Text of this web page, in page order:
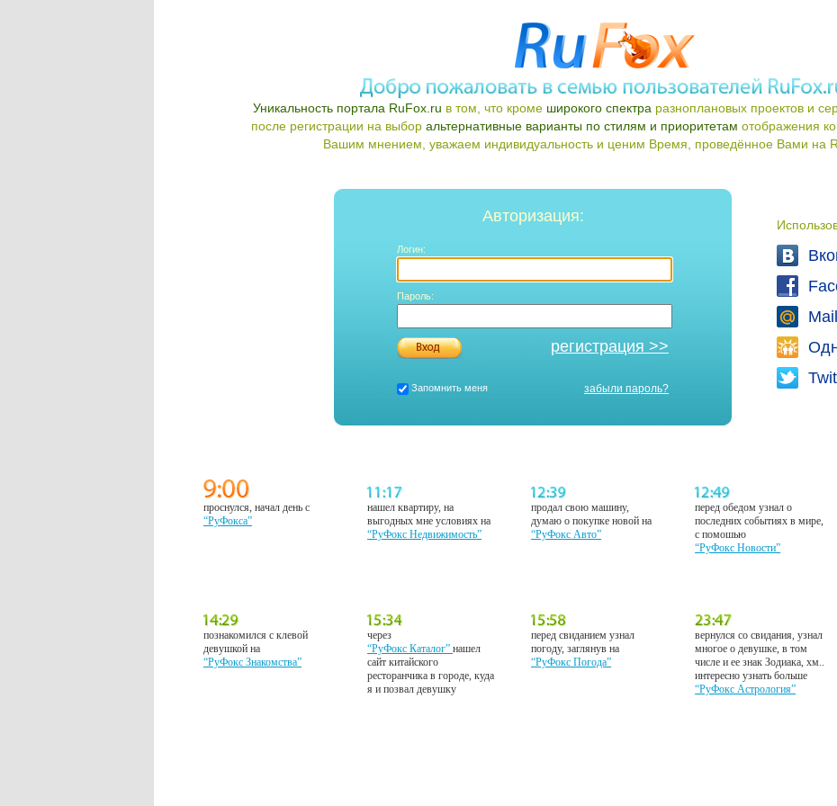
Уникальность портала RuFox.ru в том, что кроме широкого спектра разноплановых проектов и
после регистрации на выбор альтернативные варианты по стилям и приоритетам отображения
Вашим мнением, уважаем индивидуальность и ценим Время, проведённое Вами на
Авторизация:
Логин:
Пароль:
регистрация >>
Запомнить меня забыли пароль?
проснулся, начал день с
“РуФокса”
нашел квартиру, на
выгодных мне условиях на
“РуФокс Недвижимость”
продал свою машину,
думаю о покупке новой на
“РуФокс Авто”
перед обедом узнал о
последних событиях в мире,
с помошью
“РуФокс Новости”
познакомился с клевой
девушкой на
“РуФокс Знакомства”
через
“РуФокс Каталог”нашел
сайт китайского
ресторанчика в городе, куда
я и позвал девушку
перед свиданием узнал
погоду, заглянув на
“РуФокс Погода”
вернулся со свидания, узнал
многое о девушке, в том
числе и ее знак Зодиака, хм..
интересно узнать больше
“РуФокс Астрология”